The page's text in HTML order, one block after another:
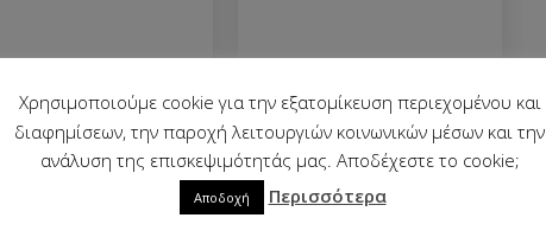
Χρησιμοποιούμε cookie για την εξατομίκευση περιεχομένου και
διαφημίσεων, την παροχή λειτουργιών κοινωνικών μέσων και την
ανάλυση της επισκεψιμότητάς μας. Αποδέχεστε το cookie;
Αποδοχή Περισσότερα